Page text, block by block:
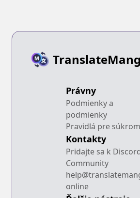
Právny
Podmienky a
podmienky
Pravidlá pre
Kontakty
Pridajte sa k
Community
online